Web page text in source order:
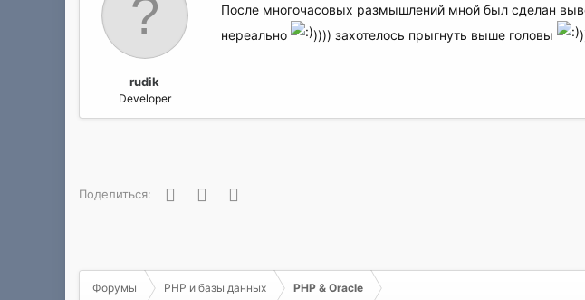
rudik
Developer
После многочасовых размышлений мной был сделан
нереально
)))) захотелось прыгнуть выше головы
Поделиться: Facebook
Twitter
Форумы PHP и базы данных PHP & Oracle